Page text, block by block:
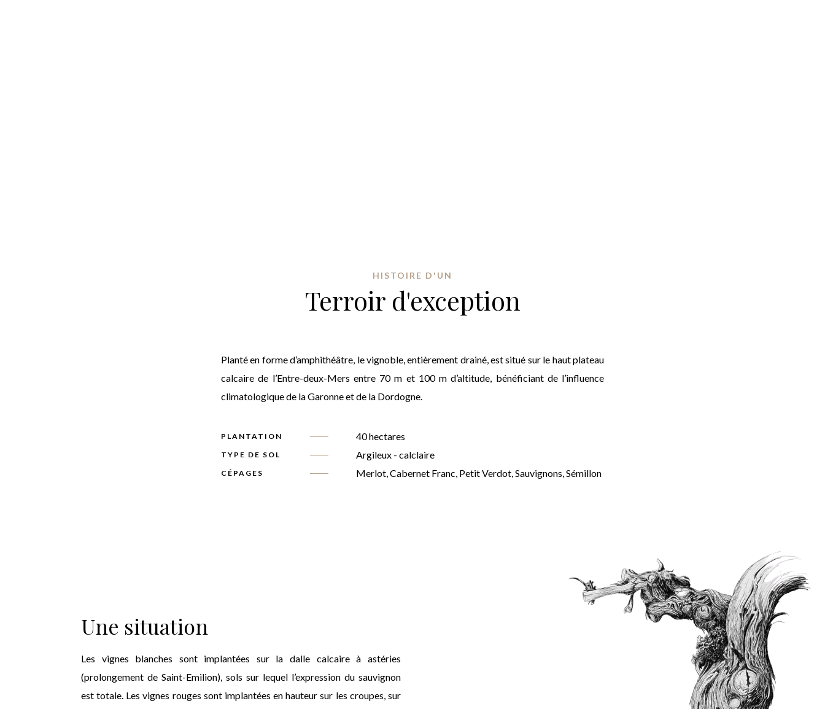
HISTOIRE D'UN
Terroir d'exception
Planté en forme d’amphithéâtre, le vignoble, entièrement drainé, est situé sur le haut plateau
calcaire de l’Entre-deux-Mers entre 70 m et 100 m d’altitude, bénéficiant de l’influence
climatologique de la Garonne et de la Dordogne.
PLANTATION 40 hectares
TYPE DE SOL Argileux - calclaire
CÉPAGES Merlot, Cabernet Franc, Petit Verdot, Sauvignons, Sémillon
Une situation
Les vignes blanches sont implantées sur la dalle calcaire à astéries
(prolongement de Saint-Emilion), sols sur lequel l’expression du sauvignon
est totale. Les vignes rouges sont implantées en hauteur sur les croupes, sur